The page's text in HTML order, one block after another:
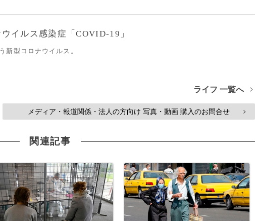
イルス感染症「COVID-19」
新型コロナウイルス。
ライフ 一覧へ >
メディア・報道関係・法人の方向け 写真・動画 購入のお問合せ >
関連記事